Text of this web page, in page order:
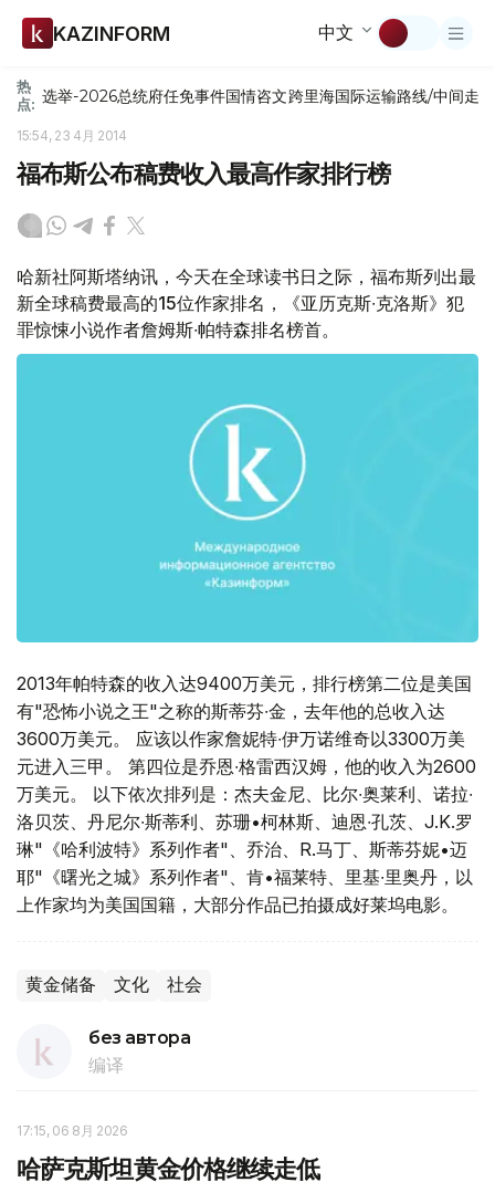
KAZINFORM 中文
热
点: 选举-2026总统府任免事件国情咨文跨里海国际运输路线/中间走廊
15:54, 23 4月 2014
福布斯公布稿费收入最高作家排行榜
哈新社阿斯塔纳讯，今天在全球读书日之际，福布斯列出最
新全球稿费最高的15位作家排名，《亚历克斯∙克洛斯》犯
罪惊悚小说作者詹姆斯∙帕特森排名榜首。
2013年帕特森的收入达9400万美元，排行榜第二位是美国
有"恐怖小说之王"之称的斯蒂芬∙金，去年他的总收入达
3600万美元。 应该以作家詹妮特∙伊万诺维奇以3300万美
元进入三甲。 第四位是乔恩∙格雷西汉姆，他的收入为2600
万美元。 以下依次排列是：杰夫金尼、比尔∙奥莱利、诺拉∙
洛贝茨、丹尼尔∙斯蒂利、苏珊•柯林斯、迪恩∙孔茨、J.K.罗
琳"《哈利波特》系列作者"、乔治、R.马丁、斯蒂芬妮•迈
耶"《曙光之城》系列作者"、肯•福莱特、里基∙里奥丹，以
上作家均为美国国籍，大部分作品已拍摄成好莱坞电影。
黄金储备 文化 社会
без автора
编译
17:15, 06 8月 2026
哈萨克斯坦黄金价格继续走低